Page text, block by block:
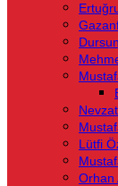
Lütfi
Orhan